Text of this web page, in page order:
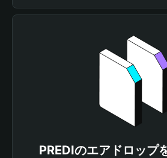
PREDIのエアドロップ